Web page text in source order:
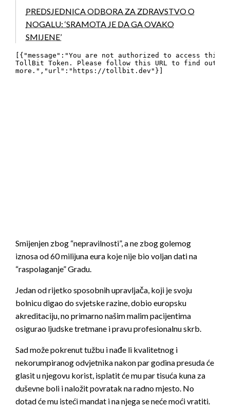
PREDSJEDNICA ODBORA ZA ZDRAVSTVO O
NOGALU: ‘SRAMOTA JE DA GA OVAKO
SMIJENE’
Smijenjen zbog “nepravilnosti”, a ne zbog golemog
iznosa od 60 milijuna eura koje nije bio voljan dati na
“raspolaganje” Gradu.
Jedan od rijetko sposobnih upravljača, koji je svoju
bolnicu digao do svjetske razine, dobio europsku
akreditaciju, no primarno našim malim pacijentima
osigurao ljudske tretmane i pravu profesionalnu skrb.
Sad može pokrenut tužbu i nađe li kvalitetnog i
nekorumpiranog odvjetnika nakon par godina presuda će
glasit u njegovu korist, isplatit će mu par tisuća kuna za
duševne boli i naložit povratak na radno mjesto. No
dotad će mu isteći mandat i na njega se neće moći vratiti.